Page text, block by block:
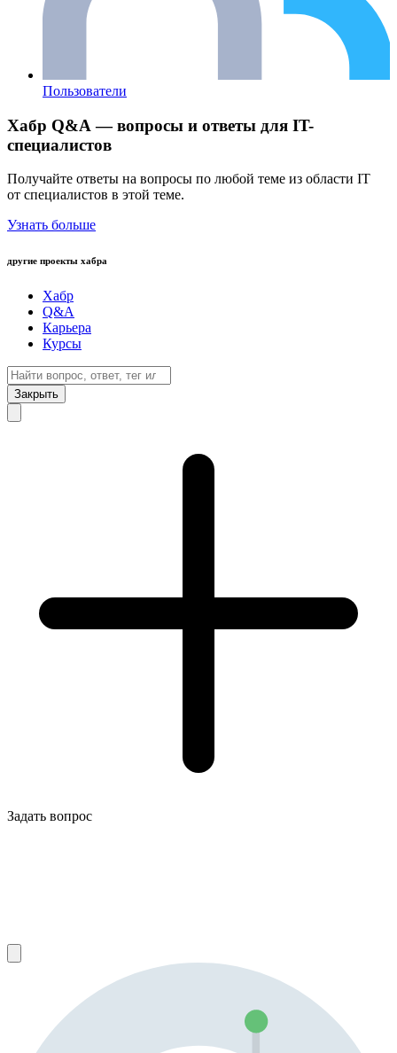
Пользователи
Хабр Q&A — вопросы и ответы для IT-
специалистов
Получайте ответы на вопросы по любой теме из области IT
от специалистов в этой теме.
Узнать больше
другие проекты хабра
Хабр
Q&A
Карьера
Курсы
Закрыть
Задать вопрос